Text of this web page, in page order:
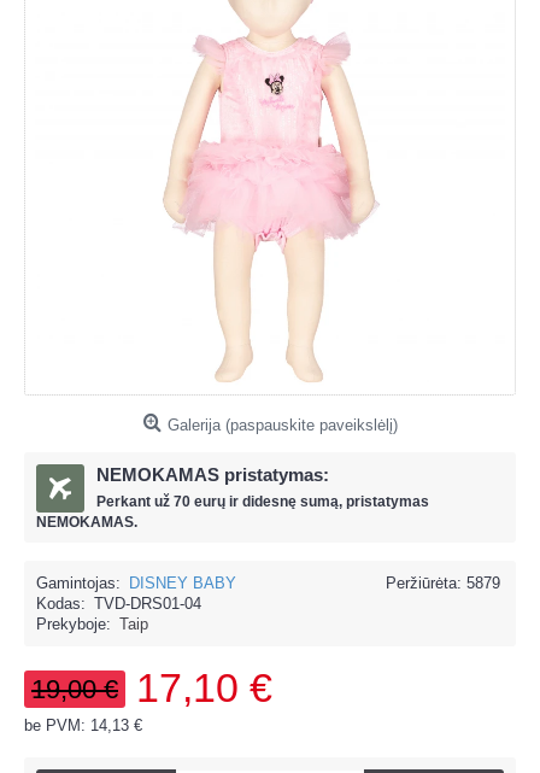
Galerija (paspauskite paveikslėlį)
NEMOKAMAS pristatymas:
Perkant už 70 eurų ir didesnę sumą, pristatymas
NEMOKAMAS.
Peržiūrėta: 5879
Gamintojas:
DISNEY BABY
Kodas: TVD-DRS01-04
Prekyboje: Taip
19,00 € 17,10 €
be PVM: 14,13 €